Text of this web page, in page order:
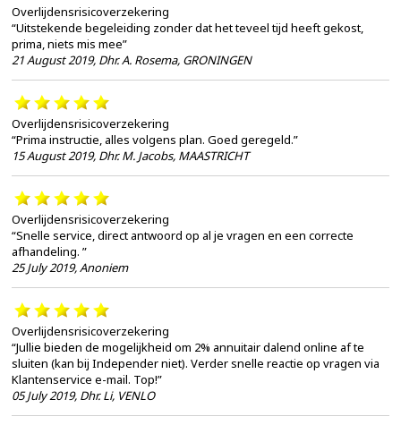
Overlijdensrisicoverzekering
“Uitstekende begeleiding zonder dat het teveel tijd heeft gekost,
prima, niets mis mee”
21 August 2019, Dhr. A. Rosema, GRONINGEN
Overlijdensrisicoverzekering
“Prima instructie, alles volgens plan. Goed geregeld.”
15 August 2019, Dhr. M. Jacobs, MAASTRICHT
Overlijdensrisicoverzekering
“Snelle service, direct antwoord op al je vragen en een correcte
afhandeling. ”
25 July 2019,Anoniem
Overlijdensrisicoverzekering
“Jullie bieden de mogelijkheid om 2% annuitair dalend online af te
sluiten (kan bij Independer niet). Verder snelle reactie op vragen via
Klantenservice e-mail. Top!”
05 July 2019, Dhr. Li, VENLO